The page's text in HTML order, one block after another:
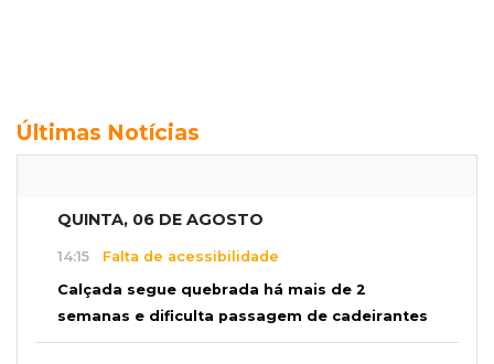
Últimas Notícias
QUINTA, 06 DE AGOSTO
14:15 Falta de acessibilidade
Calçada segue quebrada há mais de 2
semanas e dificulta passagem de cadeirantes